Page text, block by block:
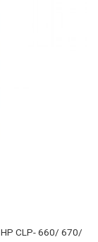
CLP- 660/ 670/